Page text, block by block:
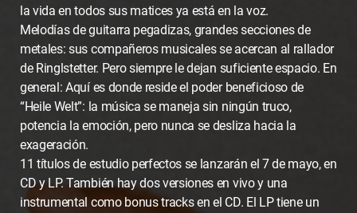
la vida en todos sus matices ya está en la voz.
Melodías de guitarra pegadizas, grandes secciones de
metales: sus compañeros musicales se acercan al rallador
de Ringlstetter. Pero siempre le dejan suficiente espacio. En
general: Aquí es donde reside el poder beneficioso de
“Heile Welt”: la música se maneja sin ningún truco,
potencia la emoción, pero nunca se desliza hacia la
exageración.
11 títulos de estudio perfectos se lanzarán el 7 de mayo, en
CD y LP. También hay dos versiones en vivo y una
instrumental como bonus tracks en el CD. El LP tiene un